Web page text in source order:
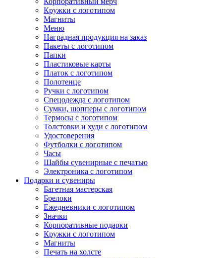
Кружки с логотипом
Магниты
Меню
Наградная продукция на заказ
Пакеты с логотипом
Папки
Пластиковые карты
Платок с логотипом
Полотенце
Ручки с логотипом
Спецодежда с логотипом
Сумки, шопперы с логотипом
Термосы с логотипом
Толстовки и худи с логотипом
Удостоверения
Футболки с логотипом
Часы
Шайбы сувенирные с печатью
Электроника с логотипом
Подарки и сувениры
Багетная мастерская
Брелоки
Ежедневники с логотипом
Значки
Корпоративные подарки
Кружки с логотипом
Магниты
Печать на холсте